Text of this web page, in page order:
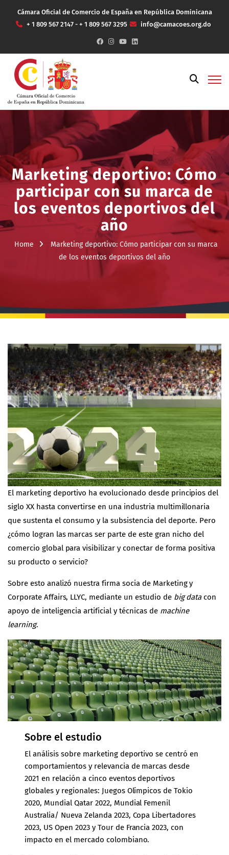
Cámara Oficial de Comercio de España en República Dominicana
+ 1 809 567 2147 - + 1 809 567 3295
info@camacoes.org.do
Marketing deportivo: Cómo
participar con su marca de
los eventos deportivos del
año
Home
Marketing deportivo: Cómo participar con su marca
de los eventos deportivos del año
El marketing deportivo ha evolucionado desde principios del
siglo XX hasta convertirse en una industria multimillonaria
que sustenta el consumo y la subsistencia del deporte. Pero
¿cómo logran las marcas ser parte de este gran nicho del
comercio global para visibilizar y conectar de forma positiva
su producto o servicio?
Sobre esto analizó nuestra firma socia de Marketing y
Corporate Affairs, LLYC, mediante un estudio de big datacon
apoyo de inteligencia artificial y técnicas de machine
learning.
Sobre el estudio
El análisis sobre marketing deportivo se centró en
comportamientos y relevancia de marcas desde
2021 en relación a cinco eventos deportivos
globales y regionales: Juegos Olímpicos de Tokio
2020, Mundial Qatar 2022, Mundial Femenil
Australia/ Nueva Zelanda 2023, Copa Libertadores
2023, US Open 2023 y Tour de Francia 2023, con
impacto en el mercado colombiano.